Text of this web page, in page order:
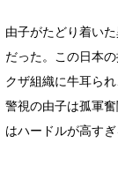
由子がたどり着い
だった。この日本
クザ組織に牛耳ら
警視の由子は孤軍
はハードルが高すぎ